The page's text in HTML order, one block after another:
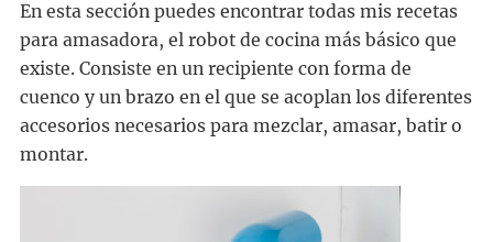
En esta sección puedes encontrar todas mis recetas
para amasadora, el robot de cocina más básico que
existe. Consiste en un recipiente con forma de
cuenco y un brazo en el que se acoplan los diferentes
accesorios necesarios para mezclar, amasar, batir o
montar.